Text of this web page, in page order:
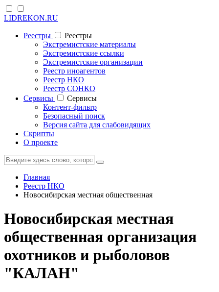
LIDREKON.RU
Реестры
Реестры
Экстремистские материалы
Экстремистские ссылки
Экстремистские организации
Реестр иноагентов
Реестр НКО
Реестр СОНКО
Cервисы
Cервисы
Контент-фильтр
Безопасный поиск
Версия сайта для слабовидящих
Скрипты
О проекте
Главная
Реестр НКО
Новосибирская местная общественная
Новосибирская местная
общественная организация
охотников и рыболовов
"КАЛАН"